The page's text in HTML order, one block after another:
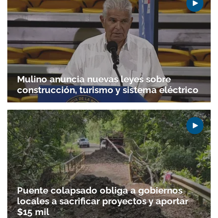
Mulino anuncia nuevas leyes sobre
construcción, turismo y sistema eléctrico
Puente colapsado obliga a gobiernos
locales a sacrificar proyectos y aportar
$15 mil